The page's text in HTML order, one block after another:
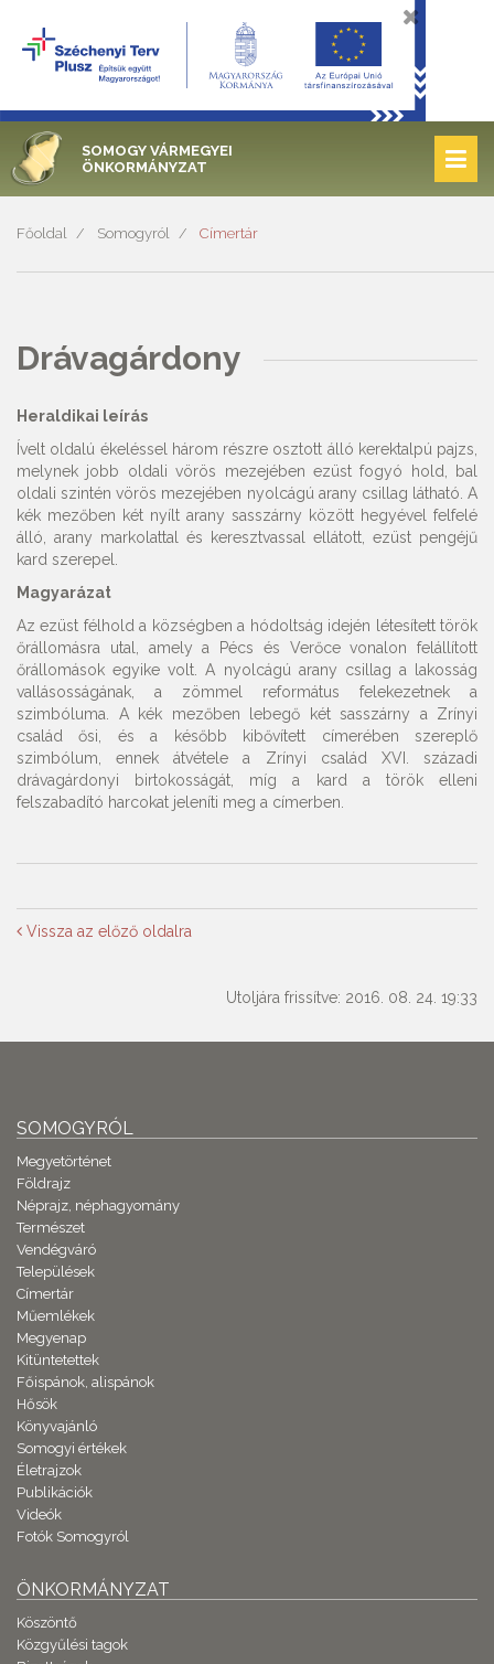
SOMOGY VÁRMEGYEI
ÖNKORMÁNYZAT
Főoldal Somogyról Címertár
Drávagárdony
Heraldikai leírás
Ívelt oldalú ékeléssel három részre osztott álló kerektalpú pajzs,
melynek jobb oldali vörös mezejében ezüst fogyó hold, bal
oldali szintén vörös mezejében nyolcágú arany csillag látható. A
kék mezőben két nyílt arany sasszárny között hegyével felfelé
álló, arany markolattal és keresztvassal ellátott, ezüst pengéjű
kard szerepel.
Magyarázat
Az ezüst félhold a községben a hódoltság idején létesített török
őrállomásra utal, amely a Pécs és Verőce vonalon felállított
őrállomások egyike volt. A nyolcágú arany csillag a lakosság
vallásosságának, a zömmel református felekezetnek a
szimbóluma. A kék mezőben lebegő két sasszárny a Zrínyi
család ősi, és a később kibővített címerében szereplő
szimbólum, ennek átvétele a Zrínyi család XVI. századi
drávagárdonyi birtokosságát, míg a kard a török elleni
felszabadító harcokat jeleníti meg a címerben.
Vissza az előző oldalra
Utoljára frissítve: 2016. 08. 24. 19:33
SOMOGYRÓL
Megyetörténet
Földrajz
Néprajz, néphagyomány
Természet
Vendégváró
Települések
Címertár
Műemlékek
Megyenap
Kitüntetettek
Főispánok, alispánok
Hősök
Könyvajánló
Somogyi értékek
Életrajzok
Publikációk
Videók
Fotók Somogyról
ÖNKORMÁNYZAT
Köszöntő
Közgyűlési tagok